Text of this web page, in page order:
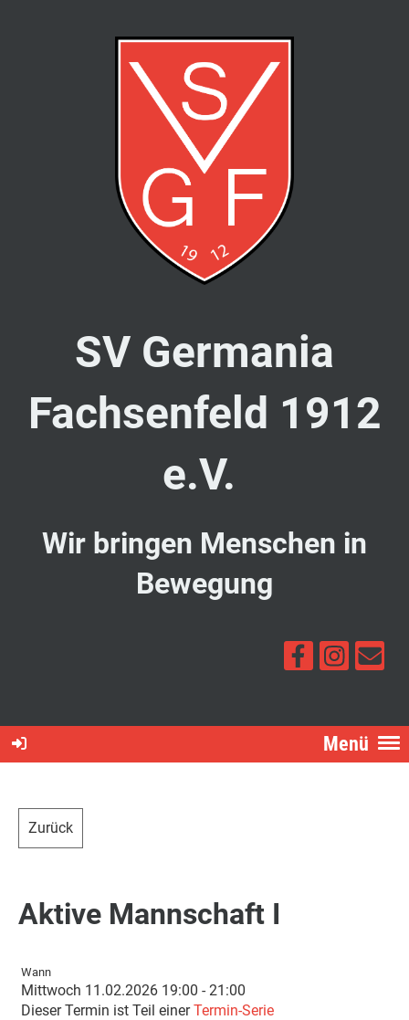
SV Germania
Fachsenfeld 1912
e.V.
Wir bringen Menschen in
Bewegung
Menü
Zurück
Aktive Mannschaft I
Wann
Mittwoch 11.02.2026 19:00 - 21:00
Dieser Termin ist Teil einerTermin-Serie